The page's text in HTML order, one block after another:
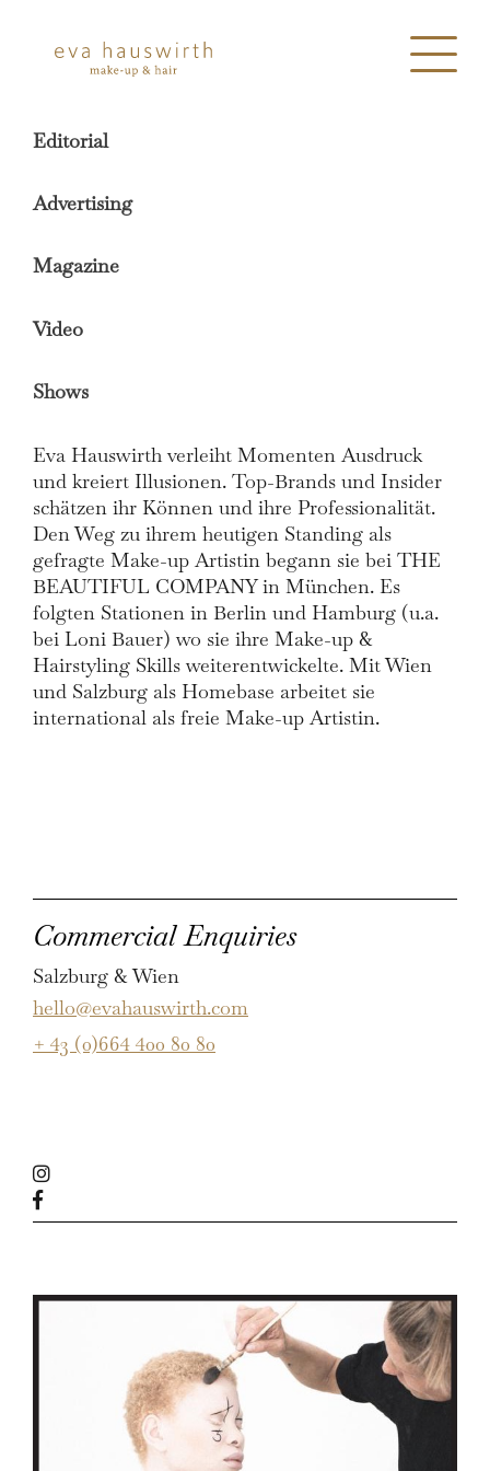
Editorial
Advertising
Magazine
Video
Shows
Eva Hauswirth verleiht Momenten Ausdruck
und kreiert Illusionen. Top-Brands und Insider
schätzen ihr Können und ihre Professionalität.
Den Weg zu ihrem heutigen Standing als
gefragte Make-up Artistin begann sie bei THE
BEAUTIFUL COMPANY in München. Es
folgten Stationen in Berlin und Hamburg (u.a.
bei Loni Bauer) wo sie ihre Make-up &
Hairstyling Skills weiterentwickelte. Mit Wien
und Salzburg als Homebase arbeitet sie
international als freie Make-up Artistin.
Commercial Enquiries
Salzburg & Wien
hello@evahauswirth.com
+ 43 (0)664 400 80 80